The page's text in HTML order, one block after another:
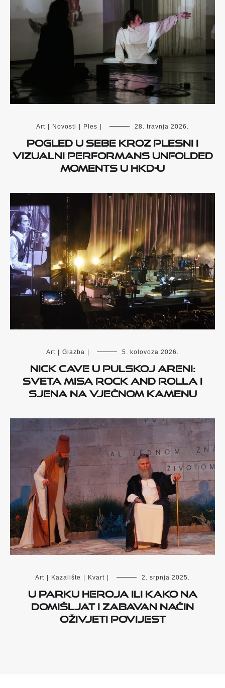
Art | Novosti | Ples | 28. travnja 2026.
Pogled u sebe kroz plesni i
vizualni performans Unfolded
Moments u HKD-u
Art | Glazba | 5. kolovoza 2026.
Nick Cave u pulskoj Areni:
Sveta misa rock and rolla i
sjena na vječnom kamenu
Art | Kazalište | Kvart | 2. srpnja 2025.
U parku heroja ili kako na
domišljat i zabavan način
oživjeti povijest